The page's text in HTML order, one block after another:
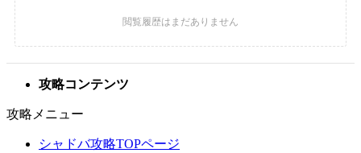
攻略コンテンツ
攻略メニュー
シャドバ攻略TOPページ